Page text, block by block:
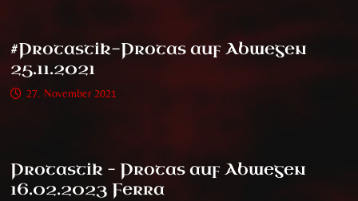
#Protastik-Protas auf Abwegen
25.11.2021
27. November 2021
Protastik – Protas auf Abwegen
16.02.2023 Ferra